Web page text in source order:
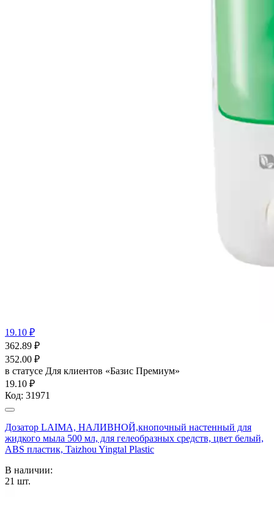
19.10 ₽
362.89 ₽
352.00 ₽
в статусе Для клиентов «Базис Премиум»
19.10 ₽
Код: 31971
Дозатор LAIMA, НАЛИВНОЙ,кнопочный настенный для
жидкого мыла 500 мл, для гелеобразных средств, цвет белый,
ABS пластик, Taizhou Yingtal Plastic
В наличии:
21 шт.